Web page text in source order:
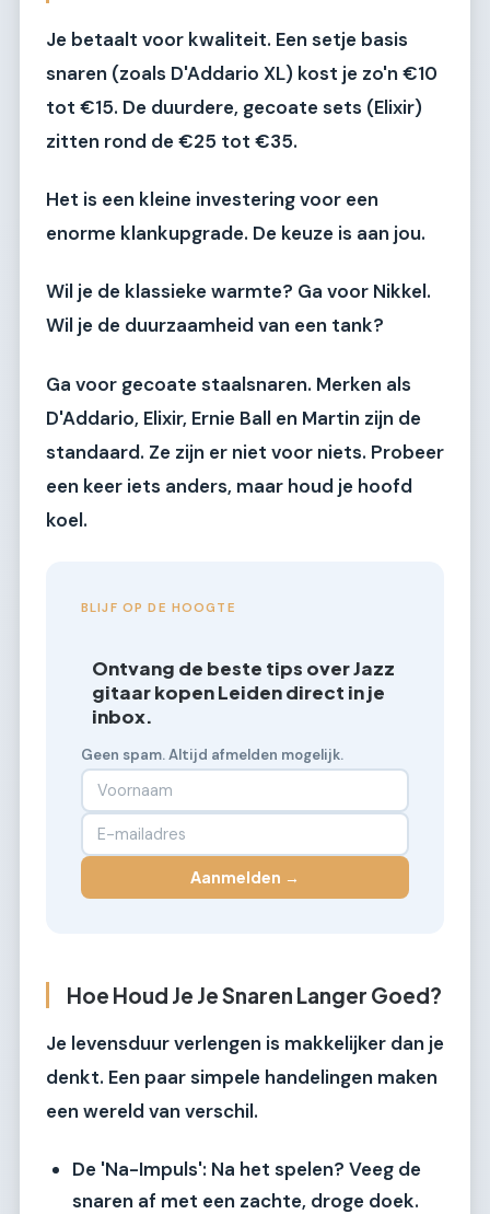
Je betaalt voor kwaliteit. Een setje basis
snaren (zoals D'Addario XL) kost je zo'n €10
tot €15. De duurdere, gecoate sets (Elixir)
zitten rond de €25 tot €35.
Het is een kleine investering voor een
enorme klankupgrade. De keuze is aan jou.
Wil je de klassieke warmte? Ga voor Nikkel.
Wil je de duurzaamheid van een tank?
Ga voor gecoate staalsnaren. Merken als
D'Addario, Elixir, Ernie Ball en Martin zijn de
standaard. Ze zijn er niet voor niets. Probeer
een keer iets anders, maar houd je hoofd
koel.
BLIJF OP DE HOOGTE
Ontvang de beste tips over Jazz
gitaar kopen Leiden direct in je
inbox.
Geen spam. Altijd afmelden mogelijk.
Aanmelden →
Hoe Houd Je Je Snaren Langer Goed?
Je levensduur verlengen is makkelijker dan je
denkt. Een paar simpele handelingen maken
een wereld van verschil.
De 'Na-Impuls': Na het spelen? Veeg de
snaren af met een zachte, droge doek.